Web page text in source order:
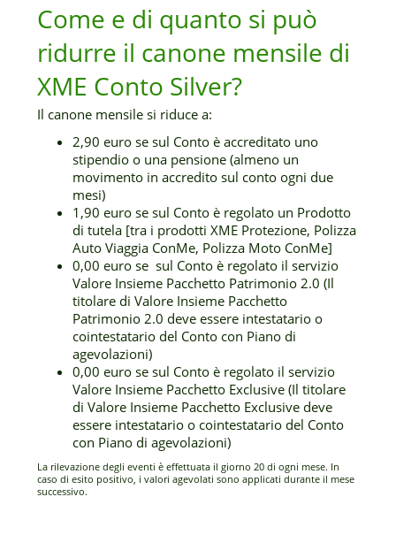
Come e di quanto si può
ridurre il canone mensile di
XME Conto Silver?
Il canone mensile si riduce a:
2,90 euro se sul Conto è accreditato uno
stipendio o una pensione (almeno un
movimento in accredito sul conto ogni due
mesi)
1,90 euro se sul Conto è regolato un Prodotto
di tutela [tra i prodotti XME Protezione, Polizza
Auto Viaggia ConMe, Polizza Moto ConMe]
0,00 euro se sul Conto è regolato il servizio
Valore Insieme Pacchetto Patrimonio 2.0 (Il
titolare di Valore Insieme Pacchetto
Patrimonio 2.0 deve essere intestatario o
cointestatario del Conto con Piano di
agevolazioni)
0,00 euro se sul Conto è regolato il servizio
Valore Insieme Pacchetto Exclusive (Il titolare
di Valore Insieme Pacchetto Exclusive deve
essere intestatario o cointestatario del Conto
con Piano di agevolazioni)
La rilevazione degli eventi è effettuata il giorno 20 di ogni mese. In
caso di esito positivo, i valori agevolati sono applicati durante il mese
successivo.